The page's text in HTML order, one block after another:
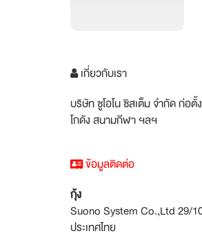
เกี่ยวกับเรา
บริษัท ซูโอโน ซิสเต็ม จำกัด ก่อ
โกดัง สนามกีฬา ฯลฯ
ข้อมูลติดต่อ
กุ้ง
Suono System Co.,Ltd 29/
ประเทศไทย